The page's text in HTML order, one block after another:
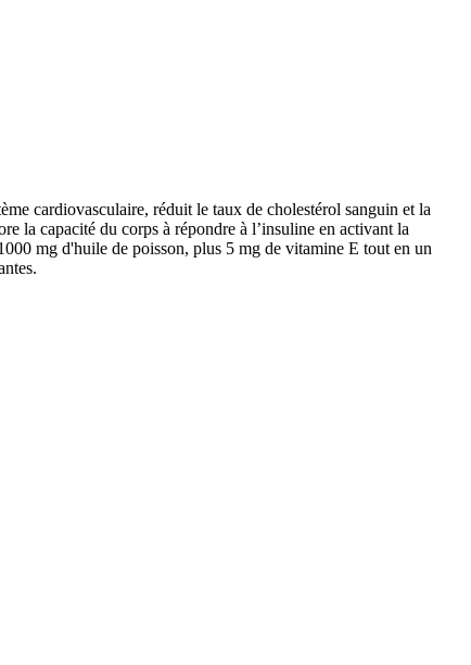
cardiovasculaire, réduit le taux de cholestérol sanguin et la
la capacité du corps à répondre à l’insuline en activant la
mg d'huile de poisson, plus 5 mg de vitamine E tout en un